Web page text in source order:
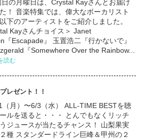
の月曜日は、Crystal Kayさんとお届け
！ 音楽特集では、偉大なボーカリスト
下のアーティストをご紹介しました。
Kayさんチョイス＞ Janet
『Escapade』 玉置浩二『行かないで』
『Somewhere Over the Rainbow...
読む
レゼント！！
（月）〜6/3（水） ALL-TIME BESTを聴
ルを送ると・・・ とんでもなくリッチ
ジュースが当たるチャンス！ 山梨果実
種 スタンダードライン巨峰＆甲州の２